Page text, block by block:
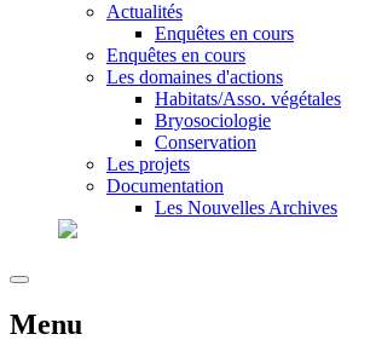
Actualités
Enquêtes en cours
Enquêtes en cours
Les domaines d'actions
Habitats/Asso. végétales
Bryosociologie
Conservation
Les projets
Documentation
Les Nouvelles Archives
Menu